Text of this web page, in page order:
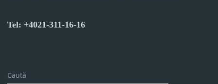
Tel: +4021-311-16-16
Caută